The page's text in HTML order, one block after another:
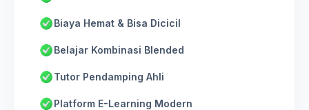
Biaya Hemat & Bisa Dicicil
Belajar Kombinasi Blended
Tutor Pendamping Ahli
Platform E-Learning Modern